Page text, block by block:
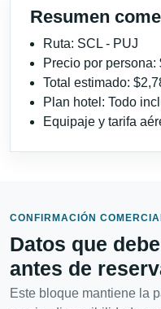
Resumen
Ruta: SCL - PUJ
Precio por persona:
Total estimado:
Plan hotel: Todo
Equipaje y tarifa
CONFIRMACIÓN
Datos que
antes de
Este bloque mantiene la